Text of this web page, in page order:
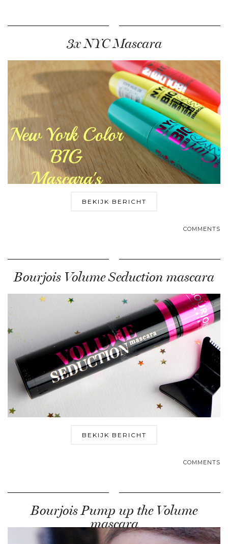
3x NYC Mascara
BEKIJK BERICHT
COMMENTS
Bourjois Volume Seduction mascara
BEKIJK BERICHT
COMMENTS
Bourjois Pump up the Volume
mascara